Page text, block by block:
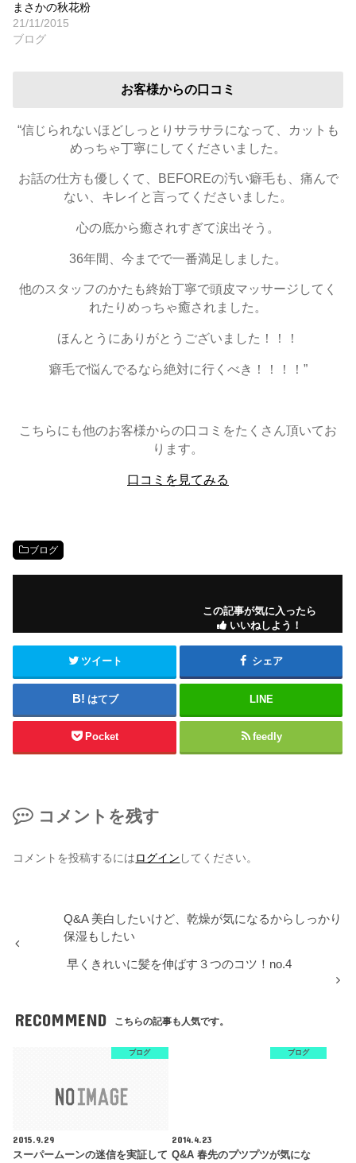
まさかの秋花粉
21/11/2015
ブログ
お客様からの口コミ
“信じられないほどしっとりサラサラになって、カットも
めっちゃ丁寧にしてくださいました。
お話の仕方も優しくて、BEFOREの汚い癖毛も、痛んで
ない、キレイと言ってくださいました。
心の底から癒されすぎて涙出そう。
36年間、今までで一番満足しました。
他のスタッフのかたも終始丁寧で頭皮マッサージしてく
れたりめっちゃ癒されました。
ほんとうにありがとうございました！！！
癖毛で悩んでるなら絶対に行くべき！！！！”
こちらにも他のお客様からの口コミをたくさん頂いてお
ります。
口コミを見てみる
ブログ
この記事が気に入ったら
いいねしよう！
ツイート シェア
はてブ LINE
Pocket feedly
コメントを残す
コメントを投稿するにはログイン してください。
Q&A 美白したいけど、乾燥が気になるからしっかり
保湿もしたい
早くきれいに髪を伸ばす３つのコツ！no.4
RECOMMEND こちらの記事も人気です。
ブログ
2015.9.29
スーパームーンの迷信を実証して
ブログ
2014.4.23
Q&A 春先のプツプツが気にな